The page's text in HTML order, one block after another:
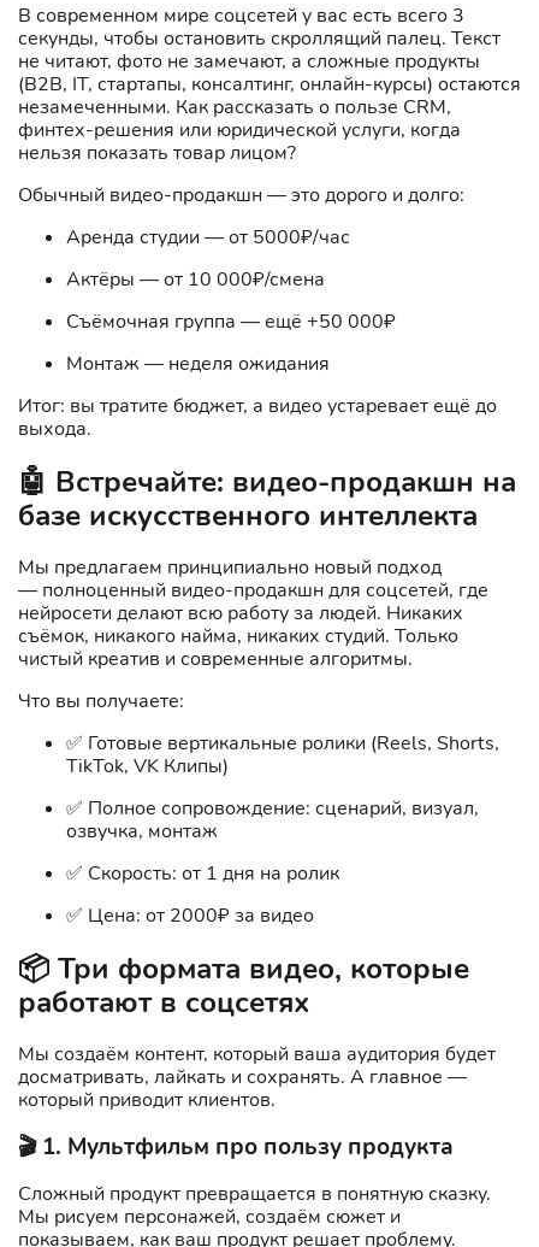
В современном мире соцсетей у вас есть всего 3
секунды, чтобы остановить скроллящий палец. Текст
не читают, фото не замечают, а сложные продукты
(B2B, IT, стартапы, консалтинг, онлайн-курсы) остаются
незамеченными. Как рассказать о пользе CRM,
финтех-решения или юридической услуги, когда
нельзя показать товар лицом?
Обычный видео-продакшн — это дорого и долго:
Аренда студии — от 5000₽/час
Актёры — от 10 000₽/смена
Съёмочная группа — ещё +50 000₽
Монтаж — неделя ожидания
Итог: вы тратите бюджет, а видео устаревает ещё до
выхода.
🤖 Встречайте: видео-продакшн на
базе искусственного интеллекта
Мы предлагаем принципиально новый подход
— полноценный видео-продакшн для соцсетей, где
нейросети делают всю работу за людей. Никаких
съёмок, никакого найма, никаких студий. Только
чистый креатив и современные алгоритмы.
Что вы получаете:
✅ Готовые вертикальные ролики (Reels, Shorts,
TikTok, VK Клипы)
✅ Полное сопровождение: сценарий, визуал,
озвучка, монтаж
✅ Скорость: от 1 дня на ролик
✅ Цена: от 2000₽ за видео
📦 Три формата видео, которые
работают в соцсетях
Мы создаём контент, который ваша аудитория будет
досматривать, лайкать и сохранять. А главное —
который приводит клиентов.
🎬 1. Мультфильм про пользу продукта
Сложный продукт превращается в понятную сказку.
Мы рисуем персонажей, создаём сюжет и
показываем, как ваш продукт решает проблему.